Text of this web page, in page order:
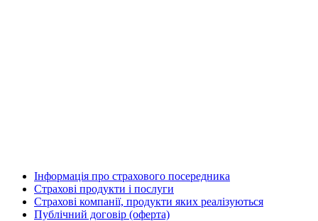
Інформація про страхового посередника
Страхові продукти і послуги
Страхові компанії, продукти яких реалізуються
Публічний договір (оферта)